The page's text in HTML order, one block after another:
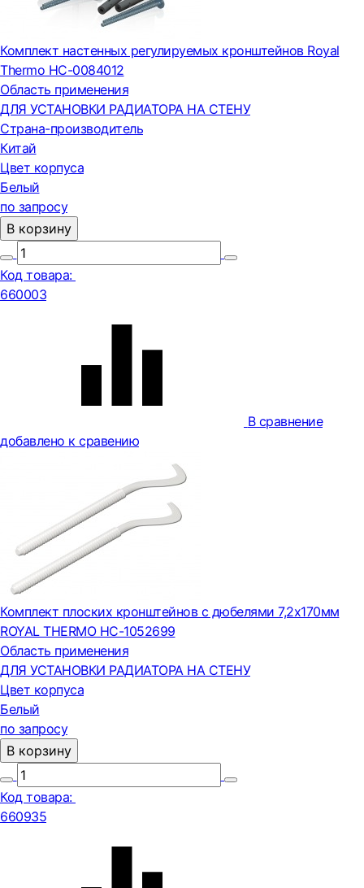
Комплект настенных регулируемых кронштейнов Royal
Thermo НС-0084012
Область применения
ДЛЯ УСТАНОВКИ РАДИАТОРА НА СТЕНУ
Страна-производитель
Китай
Цвет корпуса
Белый
по запросу
В корзину
Код товара:
660003
В сравнение
добавлено к сравению
Комплект плоских кронштейнов с дюбелями 7,2х170мм
ROYAL THERMO НС-1052699
Область применения
ДЛЯ УСТАНОВКИ РАДИАТОРА НА СТЕНУ
Цвет корпуса
Белый
по запросу
В корзину
Код товара:
660935